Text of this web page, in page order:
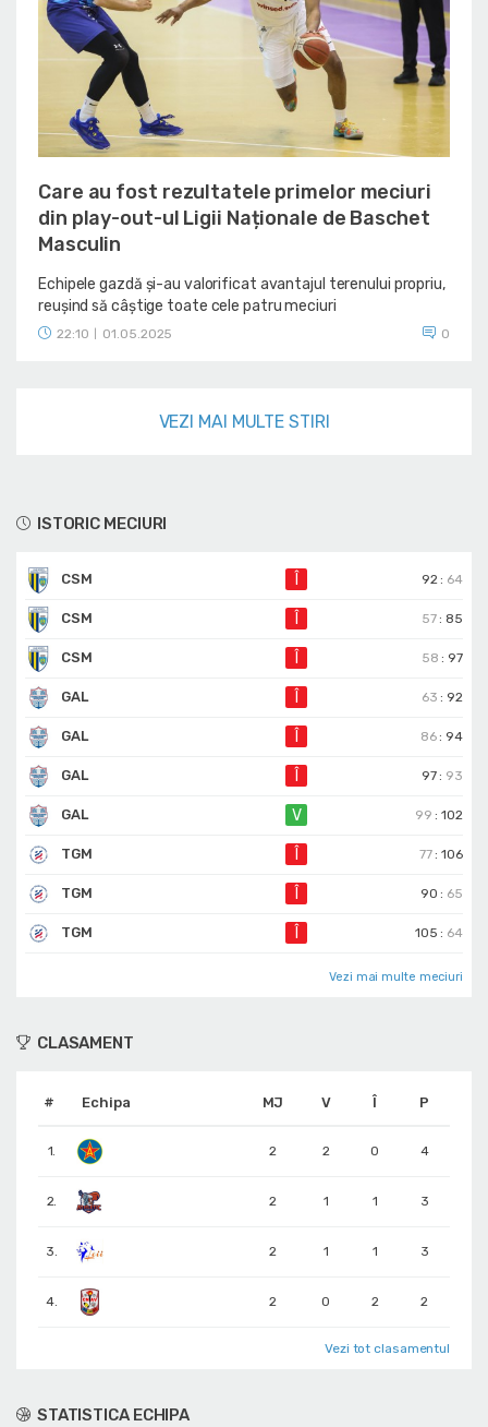
ISTORIC MECIURI
CSM 92 : 64
CSM 57 : 85
CSM 58 : 97
GAL 63 : 92
GAL 86 : 94
GAL 97 : 93
GAL V 99 :102
TGM 77 :106
TGM 90 : 65
TGM 105 : 64
Vezi mai multe meciuri
Care au fost rezultatele primelor meciuri
din play-out-ul Ligii Naționale de Baschet
Masculin
Echipele gazdă și-au valorificat avantajul terenului propriu,
reușind să câștige toate cele patru meciuri
22:10 01.05.2025 0
VEZI MAI MULTE STIRI
CLASAMENT
# Echipa MJ V Î P
1. 2 2 0 4
2. 2 1 1 3
3. 2 1 1 3
4. 2 0 2 2
Vezi tot clasamentul
STATISTICA ECHIPA